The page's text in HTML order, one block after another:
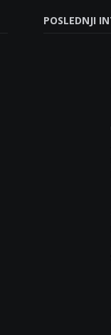
POSLEDNJI